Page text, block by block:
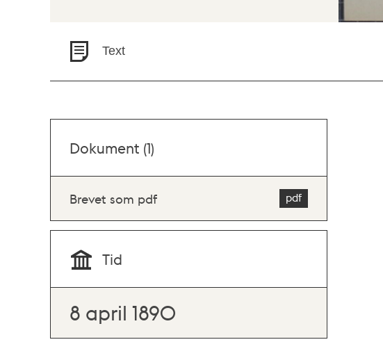
Text
Dokument (1)
Brevet som pdf
Tid
8 april 1890